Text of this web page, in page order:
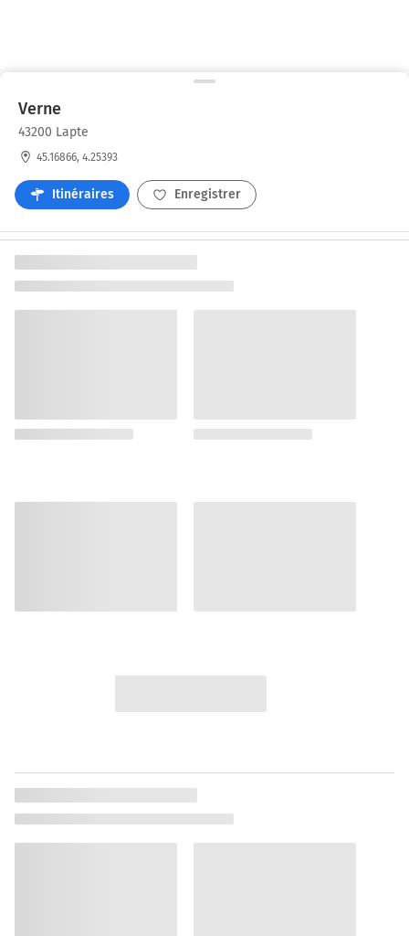
Verne
43200 Lapte
45.16866, 4.25393
Itinéraires Enregistrer